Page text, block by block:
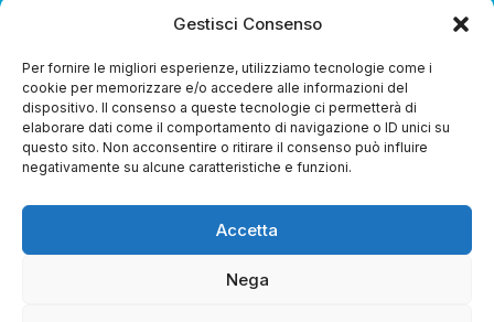
Gestisci Consenso
Per fornire le migliori esperienze, utilizziamo tecnologie come i
cookie per memorizzare e/o accedere alle informazioni del
dispositivo. Il consenso a queste tecnologie ci permetterà di
elaborare dati come il comportamento di navigazione o ID unici su
questo sito. Non acconsentire o ritirare il consenso può influire
negativamente su alcune caratteristiche e funzioni.
Accetta
Nega
coordinamento da parte di Coop Alleanza 3.0 Soc. Coop.
Sede legale: via Ragazzi del ’99 nr. 51 42124 Reggio Emilia
(RE)
P.Iva 00651840365
Home i Programmi Diretta Streaming Guida TV
Chi
Gerenza